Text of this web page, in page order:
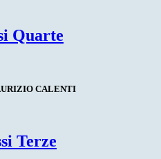
Quarte
CALENTI
Terze